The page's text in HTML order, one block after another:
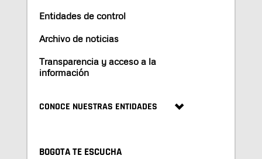
Entidades de control
Archivo de noticias
Transparencia y acceso a la
información
CONOCE NUESTRAS ENTIDADES
BOGOTA TE ESCUCHA